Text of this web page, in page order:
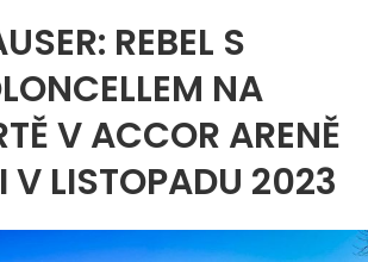
REBEL S
NA
V ACCOR ARENĚ
V LISTOPADU 2023